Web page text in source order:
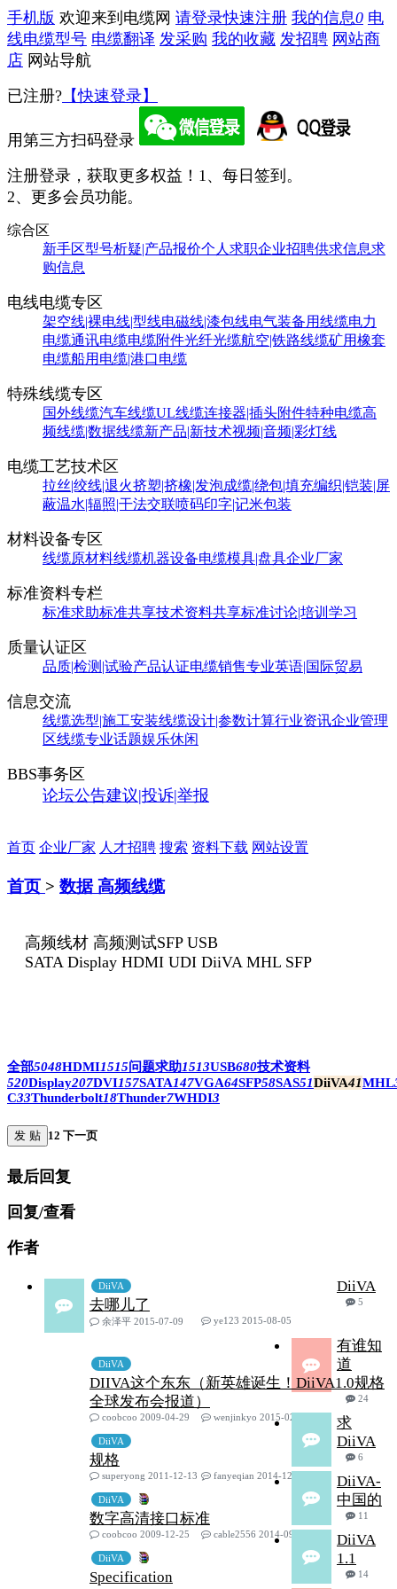
手机版 欢迎来到电缆网 请登录快速注册 我的信息0 电
线电缆型号 电缆翻译 发采购 我的收藏 发招聘 网站商
店 网站导航
已注册? 【快速登录】
用第三方扫码登录
注册登录，获取更多权益！ 1、每日签到。
2、更多会员功能。
综合区
新手区型号析疑|产品报价个人求职企业招聘供求信息求
购信息
电线电缆专区
架空线|裸电线|型线电磁线|漆包线电气装备用线缆电力
电缆通讯电缆电缆附件光纤光缆航空|铁路线缆矿用橡套
电缆船用电缆|港口电缆
特殊线缆专区
国外线缆汽车线缆UL线缆连接器|插头附件特种电缆高
频线缆|数据线缆新产品|新技术视频|音频|彩灯线
电缆工艺技术区
拉丝|绞线|退火挤塑|挤橡|发泡成缆|绕包|填充编织|铠装|屏
蔽温水|辐照|干法交联喷码印字|记米包装
材料设备专区
线缆原材料线缆机器设备电缆模具|盘具企业厂家
标准资料专栏
标准求助标准共享技术资料共享标准讨论|培训学习
质量认证区
品质|检测|试验产品认证电缆销售专业英语|国际贸易
信息交流
线缆选型|施工安装线缆设计|参数计算行业资讯企业管理
区线缆专业话题娱乐休闲
BBS事务区
论坛公告建议|投诉|举报
首页 企业厂家 人才招聘 搜索 资料下载 网站设置
首页 > 数据 高频线缆
高频线材 高频测试SFP USB
SATA Display HDMI UDI DiiVA MHL SFP
全部5048HDMI1515问题求助1513USB680技术资料
520Display207DVI157SATA147VGA64SFP58SAS51DiiVA41MHL
C33Thunderbolt18Thunder7WHDI3
发 贴 12 下一页
最后回复
回复/查看
作者
DiiVA
DiiVA
去哪儿了
5
余泽平 2015-07-09
ye123 2015-08-05
DiiVA
有谁知
道
DIIVA这个东东（新英雄诞生！DiiVA1.0规格
全球发布会报道）
24
coobcoo 2009-04-29
wenjinkyo 2015-02-27
DiiVA
求
DiiVA
规格
6
superyong 2011-12-13
fanyeqian 2014-12-06
DiiVA
DiiVA-
中国的
数字高清接口标准
11
coobcoo 2009-12-25
cable2556 2014-09-29
DiiVA
DiiVA
1.1
Specification
14